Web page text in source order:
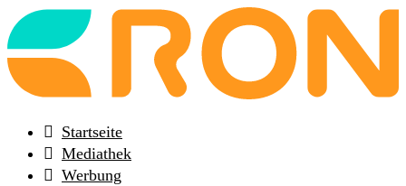
Back
to
frontpage
Startseite
Mediathek
Werbung